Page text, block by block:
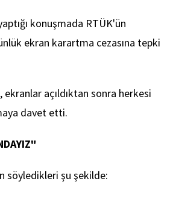
konuşmada RTÜK'ün
ekran karartma cezasına tepki
ekranlar açıldıktan sonra herkesi
davet etti.
söyledikleri şu şekilde: